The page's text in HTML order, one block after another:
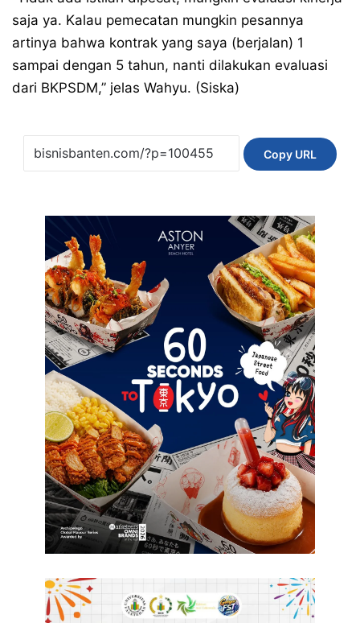
saja ya. Kalau pemecatan mungkin pesannya
artinya bahwa kontrak yang saya (berjalan) 1
sampai dengan 5 tahun, nanti dilakukan evaluasi
dari BKPSDM,” jelas Wahyu. (Siska)
Copy URL